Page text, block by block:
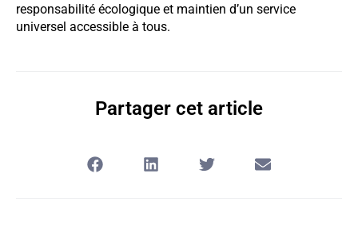
responsabilité écologique et maintien d’un service
universel accessible à tous.
Partager cet article